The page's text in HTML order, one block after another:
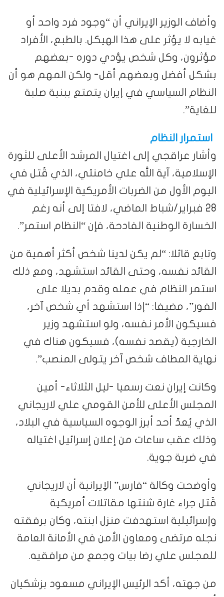
وأضاف الوزير الإيراني أن “وجود فرد واحد أو
غيابه لا يؤثر على هذا الهيكل. بالطبع، الأفراد
مؤثرون، وكل شخص يؤدي دوره -بعضهم
بشكل أفضل وبعضهم أقل- ولكن المهم هو أن
النظام السياسي في إيران يتمتع ببنية صلبة
للغاية”.
استمرار النظام
وأشار عراقجي إلى اغتيال المرشد الأعلى للثورة
الإسلامية، آية الله علي خامنئي، الذي قُتل في
اليوم الأول من الضربات الأمريكية الإسرائيلية في
28 فبراير/شباط الماضي، لافتا إلى أنه رغم
الخسارة الوطنية الفادحة، فإن “النظام استمر”.
وتابع قائلا: “لم يكن لدينا شخص أكثر أهمية من
القائد نفسه، وحتى القائد استشهد، ومع ذلك
استمر النظام في عمله وقدم بديلا على
الفور”، مضيفا: “إذا استشهد أي شخص آخر،
فسيكون الأمر نفسه، ولو استشهد وزير
الخارجية (يقصد نفسه)، فسيكون هناك في
نهاية المطاف شخص آخر يتولى المنصب”.
وكانت إيران نعت رسميا -ليل الثلاثاء- أمين
المجلس الأعلى للأمن القومي علي لاريجاني
الذي يُعدّ أحد أبرز الوجوه السياسية في البلاد،
وذلك عقب ساعات من إعلان إسرائيل اغتياله
في ضربة جوية.
وأوضحت وكالة “فارس” الإيرانية أن لاريجاني
قُتل جراء غارة شنتها مقاتلات أمريكية
وإسرائيلية استهدفت منزل ابنته، وكان برفقته
نجله مرتضى ومعاون الأمن في الأمانة العامة
للمجلس علي رضا بيات وجمع من مرافقيه.
من جهته، أكد الرئيس الإيراني مسعود بزشكيان